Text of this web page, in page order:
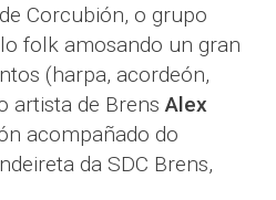
Corcubión, o grupo
folk amosando un gran
(harpa, acordeón,
artista de BrensAlex
acompañado do
da SDC Brens,